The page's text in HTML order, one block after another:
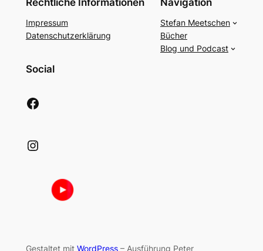
Impressum
Datenschutzerklärung
Stefan Meetschen
Bücher
Blog und Podcast
Social
Facebook
Instagram
Gestaltet mit WordPress– Ausführung Peter